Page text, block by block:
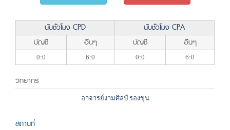
นับชั่วโมง CPD
นับชั่วโมง CPA
บัญชี
อื่นๆ บัญชี อื่นๆ
0:0 6:0 0:0 6:0
วิทยากร
อาจารย์งามศิลป์ รองขุน
สถานที่